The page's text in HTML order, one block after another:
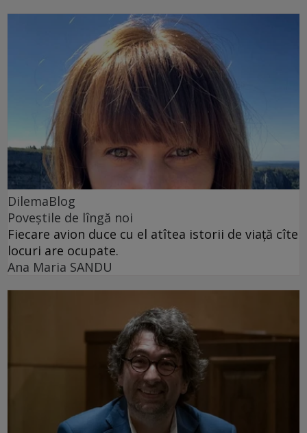
DilemaBlog
Poveștile de lîngă noi
Fiecare avion duce cu el atîtea istorii de viață cîte
locuri are ocupate.
Ana Maria SANDU